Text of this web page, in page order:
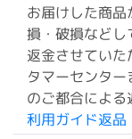
お届けした商
損・破損などし
返金させてい
タマーセンタ
のご都合によ
利用ガイド返品